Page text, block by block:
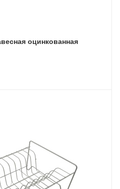
оцинкованная